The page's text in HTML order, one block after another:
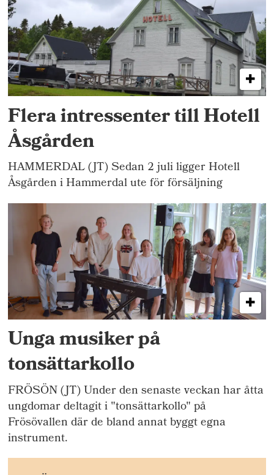
Flera intressenter till Hotell
Åsgården
HAMMERDAL (JT) Sedan 2 juli ligger Hotell
Åsgården i Hammerdal ute för försäljning
Unga musiker på
tonsättarkollo
FRÖSÖN (JT) Under den senaste veckan har åtta
ungdomar deltagit i "tonsättarkollo" på
Frösövallen där de bland annat byggt egna
instrument.